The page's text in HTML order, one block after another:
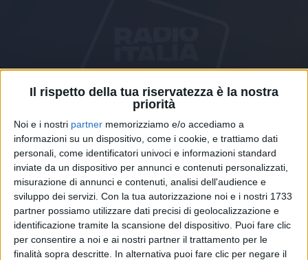
Il rispetto della tua riservatezza è la nostra
priorità
Noi e i nostri partner memorizziamo e/o accediamo a
informazioni su un dispositivo, come i cookie, e trattiamo dati
personali, come identificatori univoci e informazioni standard
inviate da un dispositivo per annunci e contenuti personalizzati,
misurazione di annunci e contenuti, analisi dell'audience e
sviluppo dei servizi. Con la tua autorizzazione noi e i nostri 1733
partner possiamo utilizzare dati precisi di geolocalizzazione e
identificazione tramite la scansione del dispositivo. Puoi fare clic
per consentire a noi e ai nostri partner il trattamento per le
finalità sopra descritte. In alternativa puoi fare clic per negare il
NEWS 22 apr 2020
Ghali: il suo live al Forum in “Play On Fest”,
maratona benefica per l'OMS
Dal 24 al 26 aprile 3 giorni di musica dai palchi più
importanti del mondo